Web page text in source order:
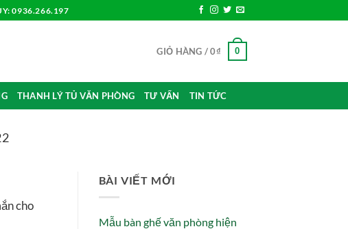
0936.266.197
GIỎ HÀNG /0₫ 0
THANH LÝ TỦ VĂN PHÒNG TƯ VẤN TIN TỨC
cho
BÀI VIẾT MỚI
Mẫu bàn ghế văn phòng hiện